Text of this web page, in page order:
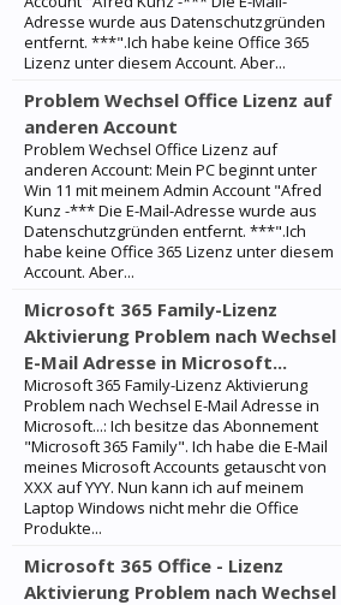
Adresse wurde aus Datenschutzgründen
entfernt. ***".Ich habe keine Office 365
Lizenz unter diesem Account. Aber...
Problem Wechsel Office Lizenz auf
anderen Account
Problem Wechsel Office Lizenz auf
anderen Account: Mein PC beginnt unter
Win 11 mit meinem Admin Account "Afred
Kunz -*** Die E-Mail-Adresse wurde aus
Datenschutzgründen entfernt. ***".Ich
habe keine Office 365 Lizenz unter diesem
Account. Aber...
Microsoft 365 Family-Lizenz
Aktivierung Problem nach Wechsel
E-Mail Adresse in Microsoft...
Microsoft 365 Family-Lizenz Aktivierung
Problem nach Wechsel E-Mail Adresse in
Microsoft...: Ich besitze das Abonnement
"Microsoft 365 Family". Ich habe die E-Mail
meines Microsoft Accounts getauscht von
XXX auf YYY. Nun kann ich auf meinem
Laptop Windows nicht mehr die Office
Produkte...
Microsoft 365 Office - Lizenz
Aktivierung Problem nach Wechsel